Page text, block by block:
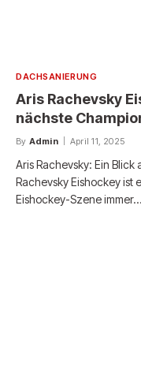
DACHSANIERUNG
Aris Rachevsky
nächste
By Admin April 11, 2025
Aris Rachevsky: Ein
Rachevsky Eishockey ist
Eishockey-Szene immer…